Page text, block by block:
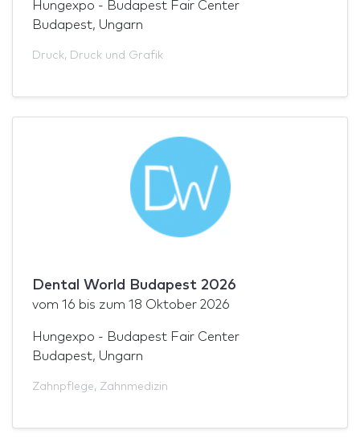
Hungexpo - Budapest Fair Center
Budapest, Ungarn
Druck, Druck und Grafik
Dental World Budapest 2026
vom 16 bis zum 18 Oktober 2026
Hungexpo - Budapest Fair Center
Budapest, Ungarn
Zahnpflege, Zahnmedizin